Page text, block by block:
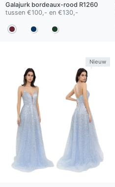
Galajurk bordeaux-rood R1260
tussen €100,- en €130,-
Nieuw